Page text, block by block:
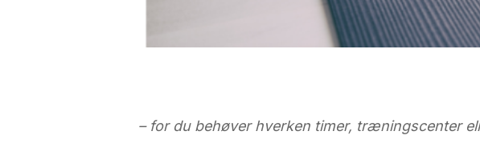
– for du behøver hverken timer, træningscenter